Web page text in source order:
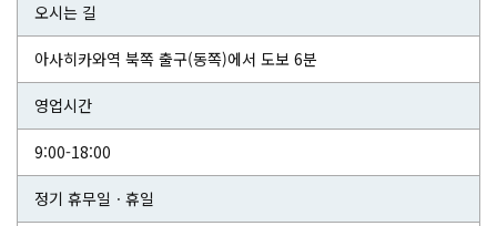
오시는 길
아사히카와역 북쪽 출구(동쪽)에서 도보 6분
영업시간
9:00-18:00
정기 휴무일ㆍ휴일